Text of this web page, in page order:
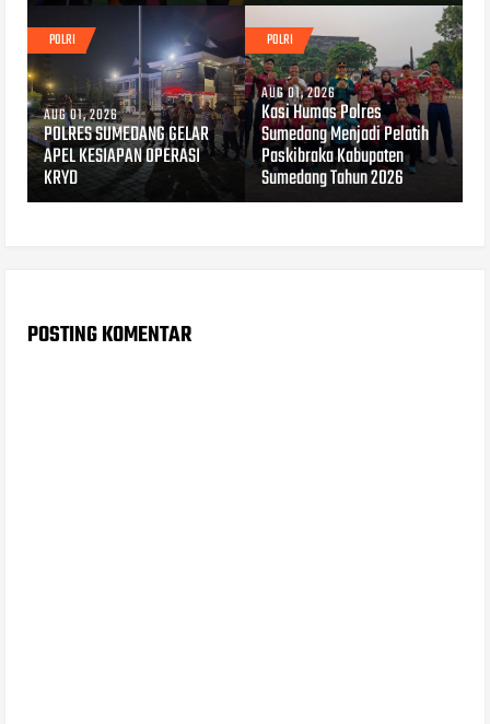
POLRI
AUG 01, 2026
POLRES SUMEDANG GELAR
APEL KESIAPAN OPERASI
KRYD
POLRI
AUG 01, 2026
Kasi Humas Polres
Sumedang Menjadi Pelatih
Paskibraka Kabupaten
Sumedang Tahun 2026
POSTING KOMENTAR